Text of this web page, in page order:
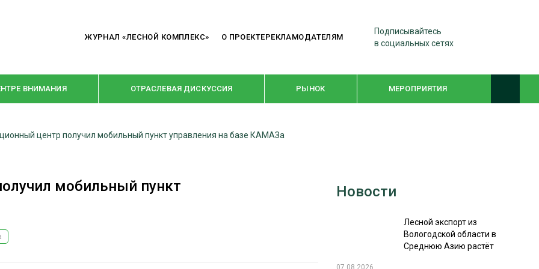
ЖУРНАЛ «ЛЕСНОЙ КОМПЛЕКС» О ПРОЕКТЕРЕКЛАМОДАТЕЛЯМ
Подписывайтесь
в социальных сетях
ВНИМАНИЯ ОТРАСЛЕВАЯ ДИСКУССИЯ РЫНОК МЕРОПРИЯТИЯ
ДОМОСТРОЕНИЕ
РУБРИКИ
КРУПНЫМ ПЛАНОМ WOODEX-2021
СУШКА ДРЕВЕСИНЫ
центр получил мобильный пункт управления на базе КАМАЗа
мобильный пункт
Новости
Лесной экспорт из
Вологодской области в
Среднюю Азию растёт
07.08.2026